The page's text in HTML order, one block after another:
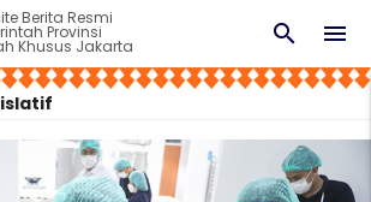
Berita Resmi
Provinsi
Khusus Jakarta menu
search